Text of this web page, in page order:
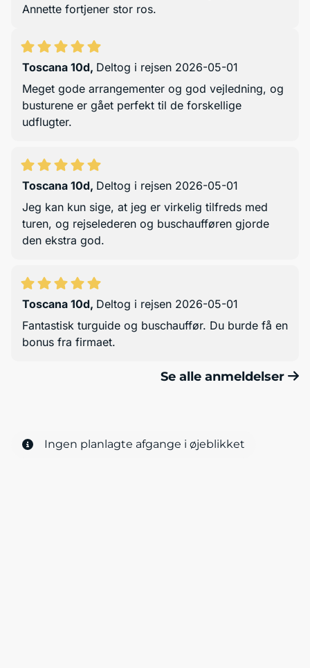
Annette fortjener stor ros.
Toscana 10d, Deltog i rejsen 2026-05-01
Meget gode arrangementer og god vejledning, og
busturene er gået perfekt til de forskellige
udflugter.
Toscana 10d, Deltog i rejsen 2026-05-01
Jeg kan kun sige, at jeg er virkelig tilfreds med
turen, og rejselederen og buschaufføren gjorde
den ekstra god.
Toscana 10d, Deltog i rejsen 2026-05-01
Fantastisk turguide og buschauffør. Du burde få en
bonus fra firmaet.
Se alle anmeldelser
Ingen planlagte afgange i øjeblikket